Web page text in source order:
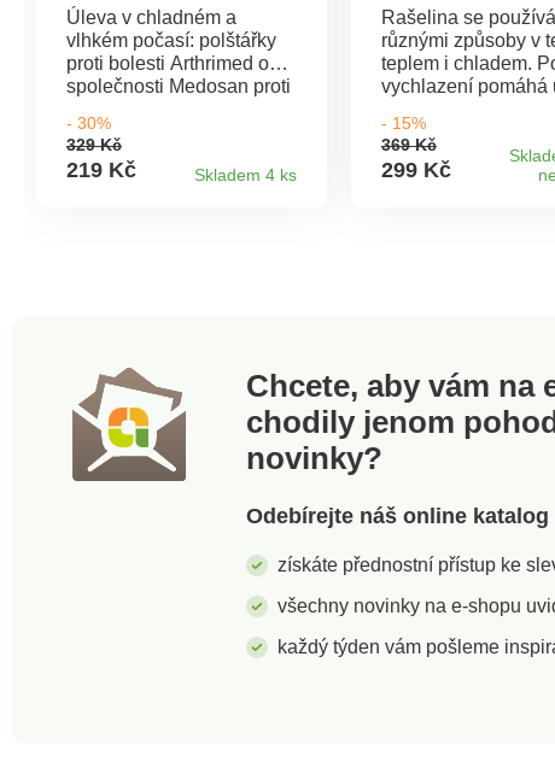
Úleva v chladném a
vlhkém počasí: polštářky
proti bolesti Arthrimed od
společnosti Medosan proti
a rukou. S podpůrnými
obvazy a samoaktivujícími
se polštářky pro přesný
- 30%
329 Kč
219 Kč Skladem 4 ks
Rašelina se používá
různými způsoby v
teplem i chladem.
vychlazení pomáhá
ramenům. Jako
polštář poskytuje
v oblasti zad a krku.
- 15%
369 Kč
299 Kč
Chcete, aby vám na
chodily jenom
novinky?
Odebírejte náš online
získáte přednostní přístup ke
všechny novinky na e-shopu
každý týden vám pošleme